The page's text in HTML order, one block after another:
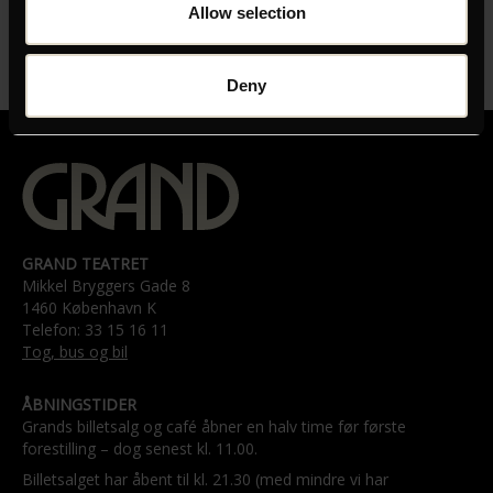
Allow selection
Deny
LÆNGDE
GRAND TEATRET
Mikkel Bryggers Gade 8
1460 København K
Telefon: 33 15 16 11
Tog, bus og bil
ÅBNINGSTIDER
Grands billetsalg og café åbner en halv time før første
forestilling – dog senest kl. 11.00.
Billetsalget har åbent til kl. 21.30 (med mindre vi har